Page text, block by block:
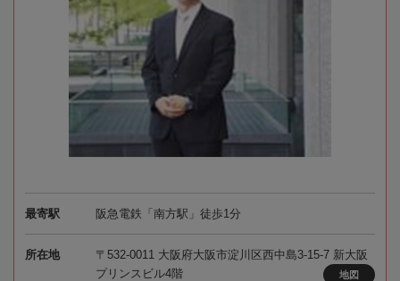
最寄駅 阪急電鉄「南方駅」徒歩1分
所在地
〒532-0011 大阪府大阪市淀川区西中島3-15-7 新大阪
プリンスビル4階
地図